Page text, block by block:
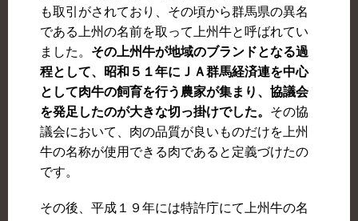
も取引がされており、その頃から群馬県の異名
である上州の名前を取って上州牛と呼ばれてい
ました。 その上州牛が地域のブランドとなる過
程として、昭和５１年にＪＡ群馬経済連を中心
として肉牛の飼育を行う農家が集まり、協議会
を発足したのが大きな切っ掛けでした。 その協
議会において、肉の品質が良いものだけを上州
牛の名称が使用できる肉であると定義づけたの
です。
その後、平成１９年には特許庁にて上州牛の名